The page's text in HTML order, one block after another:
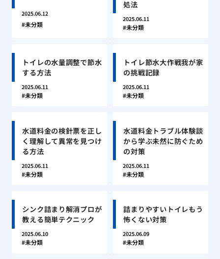
2025.06.12
未分類
処法
2025.06.11
未分類
トイレの水量調整で節水
する方法
2025.06.11
未分類
トイレ節水大作戦我が家
の挑戦記録
2025.06.11
未分類
水道料金の検針票を正し
く理解して異常を見つけ
る方法
2025.06.11
未分類
水道料金トラブル体験談
から学ぶ未然に防ぐため
の対策
2025.06.11
未分類
シンク詰まり解消プロが
教える簡単テクニック
2025.06.10
未分類
詰まりやすいトイレもう
怖くない対策
2025.06.09
未分類